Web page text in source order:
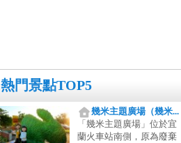
熱門景點TOP5
幾米主題廣場（幾米...
「幾米主題廣場」位於宜
蘭火車站南側，原為廢棄